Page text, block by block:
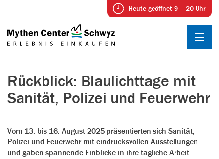
Heute geöffnet 9 – 20 Uhr
Rückblick: Blaulichttage mit
Sanität, Polizei und Feuerwehr
Vom 13. bis 16. August 2025 präsentierten sich Sanität,
Polizei und Feuerwehr mit eindrucksvollen Ausstellungen
und gaben spannende Einblicke in ihre tägliche Arbeit.